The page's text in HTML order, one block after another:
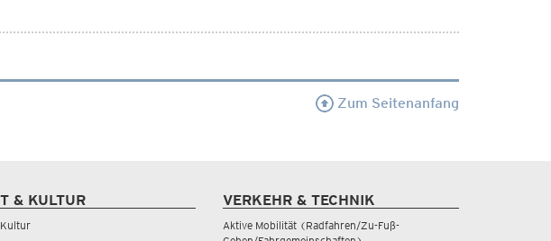
Zum Seitenanfang
& KULTUR VERKEHR & TECHNIK
Aktive Mobilität (Radfahren/Zu-Fuß-